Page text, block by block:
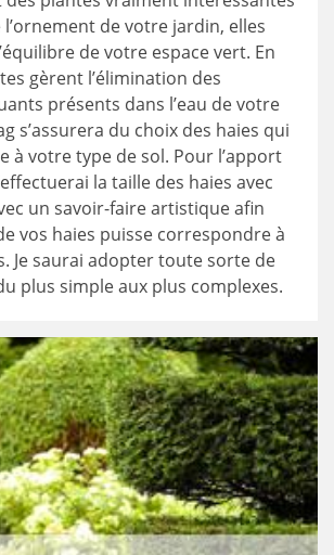
de votre jardin, elles
de votre espace vert. En
gèrent l’élimination des
présents dans l’eau de votre
s’assurera du choix des haies qui
à votre type de sol. Pour l’apport
la taille des haies avec
un savoir-faire artistique afin
vos haies puisse correspondre à
Je saurai adopter toute sorte de
plus simple aux plus complexes.